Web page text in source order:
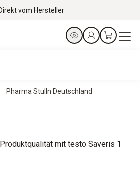
vom Hersteller
Pharma Stulln Deutschland
mit testo Saveris 1